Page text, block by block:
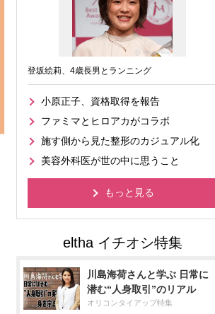
登坂絵莉、4歳長男とランニング
小原正子、資格取得を報告
ファミマとヒロアカがコラボ
施す側から見た整形のカジュアル化
美容外科医が世の中に思うこと
もっと見る
川島海荷さんと学ぶ 日常に
潜む“人身取引”のリアル
オリコンタイアップ特集